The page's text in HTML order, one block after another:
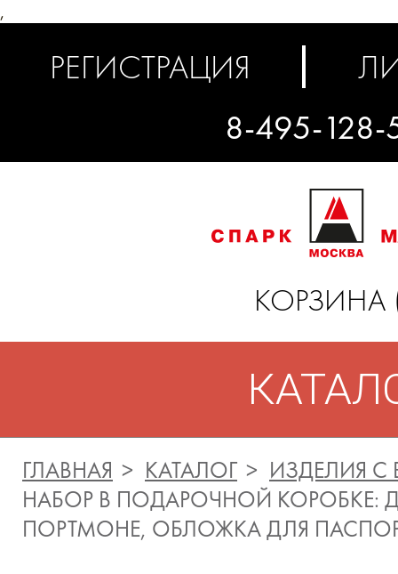
,
РЕГИСТРАЦИЯ
8-495-128-
КОРЗИНА
ГЛАВНАЯ КАТАЛОГ
ИЗДЕЛИЯ
НАБОР В ПОДАРОЧНОЙ КОРОБКЕ:
ПОРТМОНЕ, ОБЛОЖКА ДЛЯ